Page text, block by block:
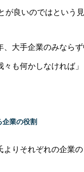
が良いのではという
、大手企業のみなら
々も何かしなければ
企業の役割
りそれぞれの企業